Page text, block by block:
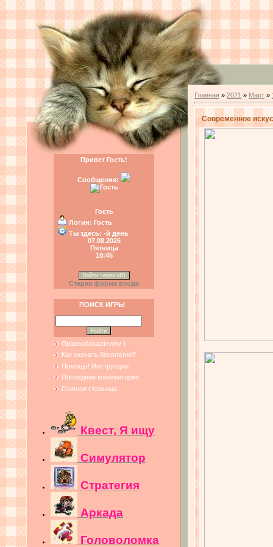
Привет Гость!
Сообщения:
Гость
Логин: Гость
Ты здесь: -й день
07.08.2026
Пятница
18:45
Войти через uID
Старая форма входа
ПОИСК ИГРЫ
Правообладателям !
Как скачать бесплатно?
Помощь! Инструкции!
Последние комментарии
Главная страница
Квест, Я ищу
Симулятор
Стратегия
Аркада
Головоломка
Главная » 2021 » Март »
Современное